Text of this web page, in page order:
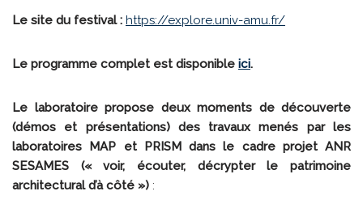
Le site du festival : https://explore.univ-amu.fr/
Le programme complet est disponible ici.
Le laboratoire propose deux moments de découverte
(démos et présentations) des travaux menés par les
laboratoires MAP et PRISM dans le cadre projet ANR
SESAMES (« voir, écouter, décrypter le patrimoine
architectural d’à côté ») :